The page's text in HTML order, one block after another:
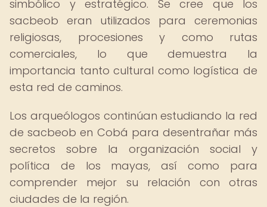
simbólico y estratégico. Se cree que los
sacbeob eran utilizados para ceremonias
religiosas, procesiones y como rutas
comerciales, lo que demuestra la
importancia tanto cultural como logística de
esta red de caminos.
Los arqueólogos continúan estudiando la red
de sacbeob en Cobá para desentrañar más
secretos sobre la organización social y
política de los mayas, así como para
comprender mejor su relación con otras
ciudades de la región.